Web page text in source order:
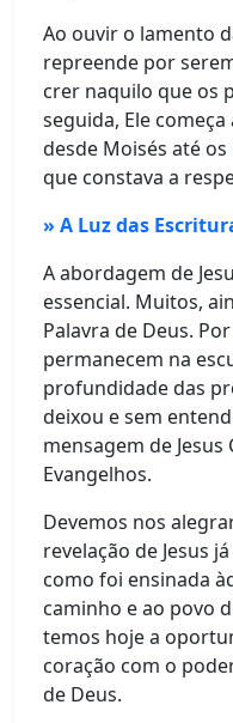
Ao ouvir o lamento
repreende por
crer naquilo que os
seguida, Ele
desde Moisés até
que constava a
» A Luz das
A abordagem de
essencial. Muitos,
Palavra de Deus.
permanecem na
profundidade das
deixou e sem
mensagem de
Evangelhos.
Devemos nos
revelação de Jesus
como foi ensinada
caminho e ao povo
temos hoje a
coração com o
de Deus.